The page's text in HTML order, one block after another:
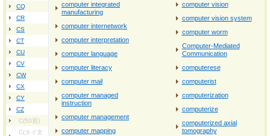
CQ
CR
CS
CT
CU
CV
CW
CX
CY
CZ
C(50音)
C(タイ文
computer integrated
manufacturing
computer internetwork
computer interpretation
computer language
computer literacy
computer mail
computer managed
instruction
computer management
computer mapping
computer vision
computer vision system
computer worm
Computer-Mediated
Communication
computerese
computerist
computerization
computerize
computerized axial
tomography